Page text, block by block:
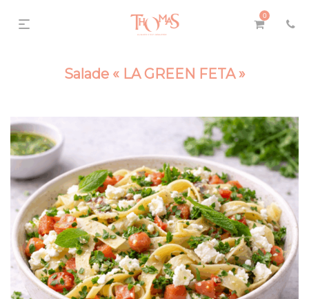
0
Salade « LA GREEN FETA »